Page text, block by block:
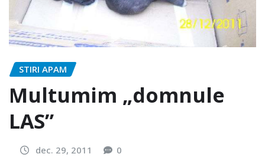
STIRI APAM
Multumim „domnule
LAS”
dec. 29, 2011 0